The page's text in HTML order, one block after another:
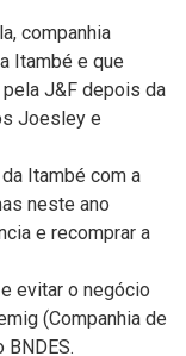
companhia
Itambé e que
J&F depois da
Joesley e
Itambé com a
neste ano
e recomprar a
evitar o negócio
(Companhia de